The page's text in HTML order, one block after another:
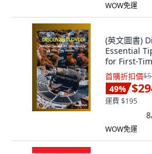
WOW免運
(英文圖書)
Essential
for First-
首購折扣價
49%
運費 $195
WOW免運